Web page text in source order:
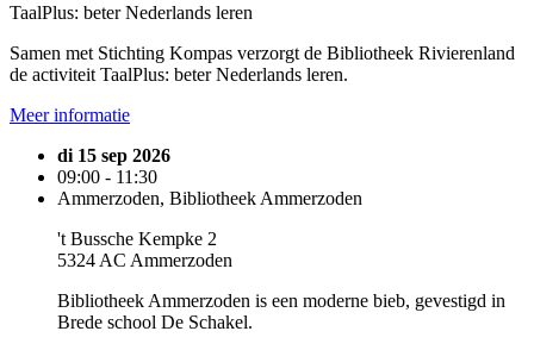
TaalPlus: beter Nederlands leren
Samen met Stichting Kompas verzorgt de Bibliotheek Rivierenland
de activiteit TaalPlus: beter Nederlands leren.
Meer informatie
di 15 sep 2026
09:00 - 11:30
Ammerzoden, Bibliotheek Ammerzoden
't Bussche Kempke 2
5324 AC Ammerzoden
Bibliotheek Ammerzoden is een moderne bieb, gevestigd in
Brede school De Schakel.